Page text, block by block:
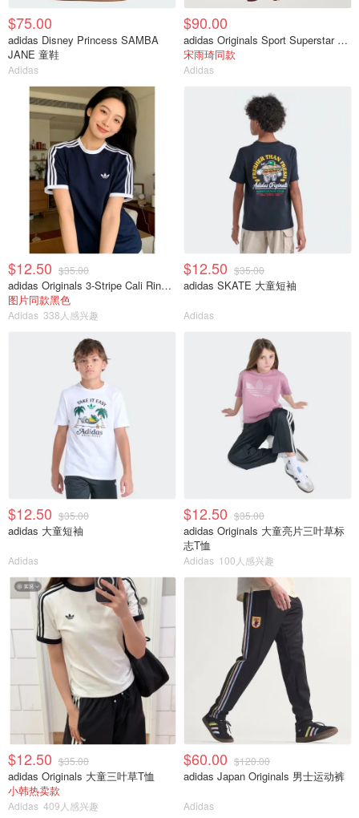
$75.00
adidas Disney Princess SAMBA
JANE 童鞋
Adidas
$90.00
adidas Originals Sport Superstar 7/8紧身裤
宋雨琦同款
Adidas
$12.50 $35.00
adidas Originals 3-Stripe Cali Ringer 短袖T恤
图片同款黑色
Adidas 338人感兴趣
$12.50 $35.00
adidas SKATE 大童短袖
Adidas
$12.50 $35.00
adidas 大童短袖
Adidas
$12.50 $35.00
adidas Originals 大童亮片三叶草标
志T恤
Adidas 100人感兴趣
$12.50 $35.00
adidas Originals 大童三叶草T恤
小韩热卖款
Adidas 409人感兴趣
$60.00 $120.00
adidas Japan Originals 男士运动裤
Adidas